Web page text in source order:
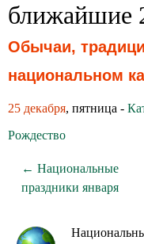
ближайшие
Обычаи,
национальном
25 декабря, пятница -
Рождество
← Национальные
праздники января